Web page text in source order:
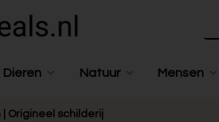
Dieren Natuur Mensen
Origineel schilderij